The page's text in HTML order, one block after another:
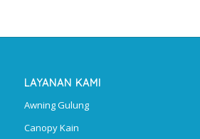
LAYANAN KAMI
Awning Gulung
Canopy Kain